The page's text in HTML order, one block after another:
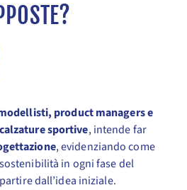
product managers e
sportive, intende far
, evidenziando come
in ogni fase del
dall’idea iniziale.